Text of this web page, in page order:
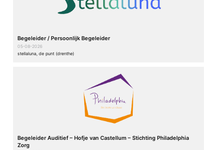
Begeleider / Persoonlijk Begeleider
05-08-2026
stellaluna, de punt (drenthe)
Begeleider Auditief – Hofje van Castellum – Stichting Philadelphia
Zorg